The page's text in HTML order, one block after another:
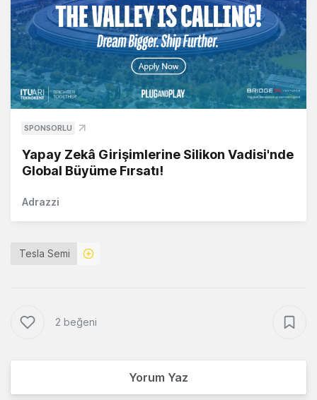
SPONSORLU
Yapay Zekâ Girişimlerine Silikon Vadisi'nde
Global Büyüme Fırsatı!
Adrazzi
Tesla Semi
2 beğeni
Yorum Yaz